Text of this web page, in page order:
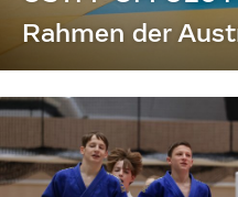
Rahmen der